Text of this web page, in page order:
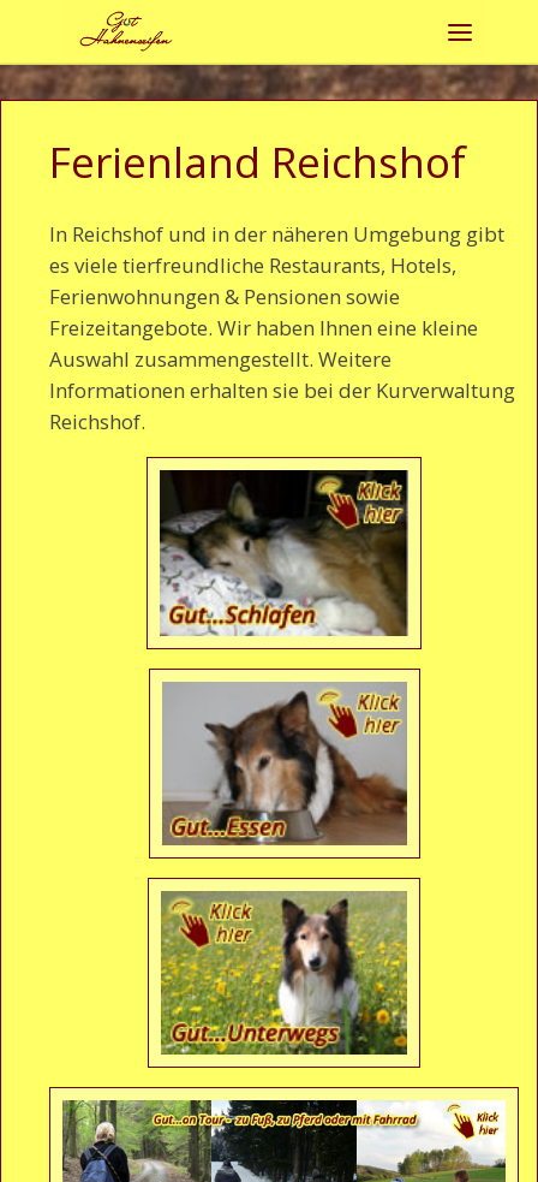
Zum Inhalt springen
Ferienland Reichshof
In Reichshof und in der näheren Umgebung gibt
es viele tierfreundliche Restaurants, Hotels,
Ferienwohnungen & Pensionen sowie
Freizeitangebote. Wir haben Ihnen eine kleine
Auswahl zusammengestellt. Weitere
Informationen erhalten sie bei der Kurverwaltung
Reichshof.